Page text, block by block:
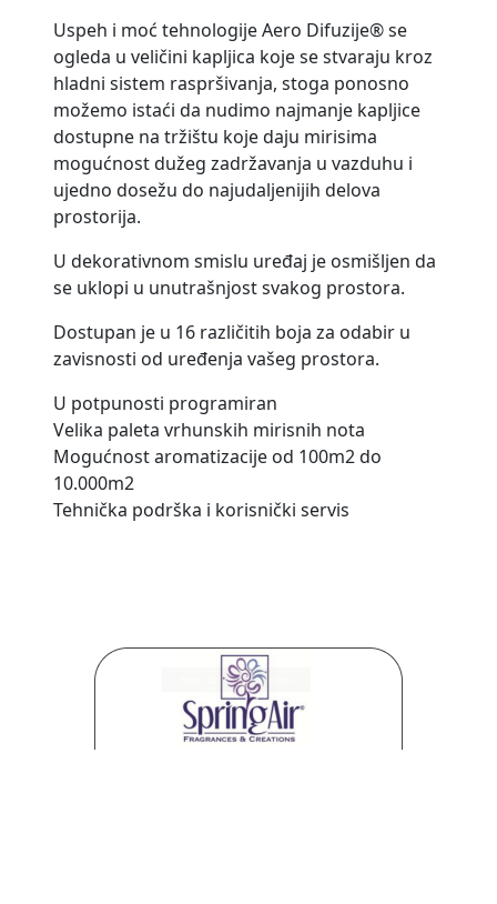
Uspeh i moć tehnologije Aero Difuzije® se
ogleda u veličini kapljica koje se stvaraju kroz
hladni sistem raspršivanja, stoga ponosno
možemo istaći da nudimo najmanje kapljice
dostupne na tržištu koje daju mirisima
mogućnost dužeg zadržavanja u vazduhu i
ujedno dosežu do najudaljenijih delova
prostorija.
U dekorativnom smislu uređaj je osmišljen da
se uklopi u unutrašnjost svakog prostora.
Dostupan je u 16 različitih boja za odabir u
zavisnosti od uređenja vašeg prostora.
U potpunosti programiran
Velika paleta vrhunskih mirisnih nota
Mogućnost aromatizacije od 100m2 do
10.000m2
Tehnička podrška i korisnički servis